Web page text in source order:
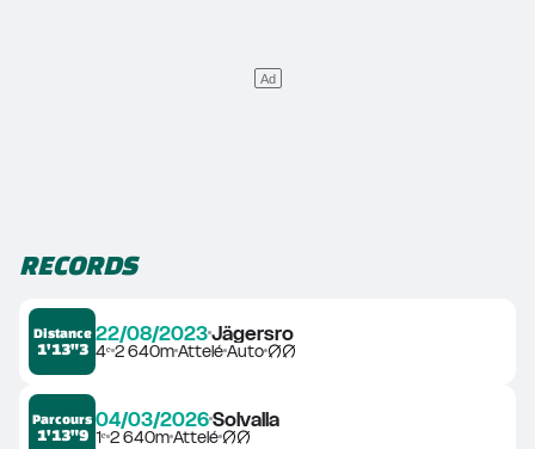
RECORDS
Distance
1'13"3
22/08/2023Jägersro
4ᵉ2 640mAtteléAuto
Parcours
1'13"9
04/03/2026Solvalla
1ᵉ2 640mAttelé